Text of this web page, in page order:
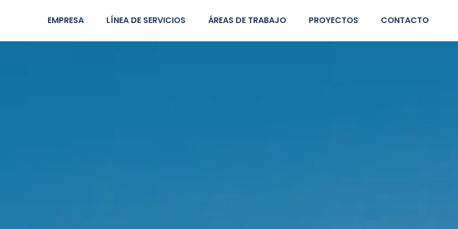
EMPRESA LÍNEA DE SERVICIOS ÁREAS DE TRABAJO PROYECTOS CONTACTO